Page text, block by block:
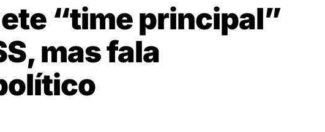
“time principal”
mas fala